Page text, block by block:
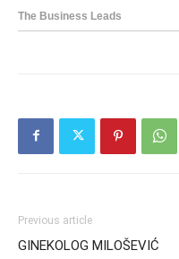
Previous article
GINEKOLOG MILOŠEVIĆ